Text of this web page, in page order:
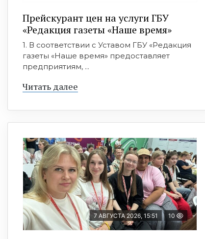
Прейскурант цен на услуги ГБУ
«Редакция газеты «Наше время»
1. В соответствии с Уставом ГБУ «Редакция
газеты «Наше время» предоставляет
предприятиям, ...
Читать далее
7 АВГУСТА 2026, 15:51 10